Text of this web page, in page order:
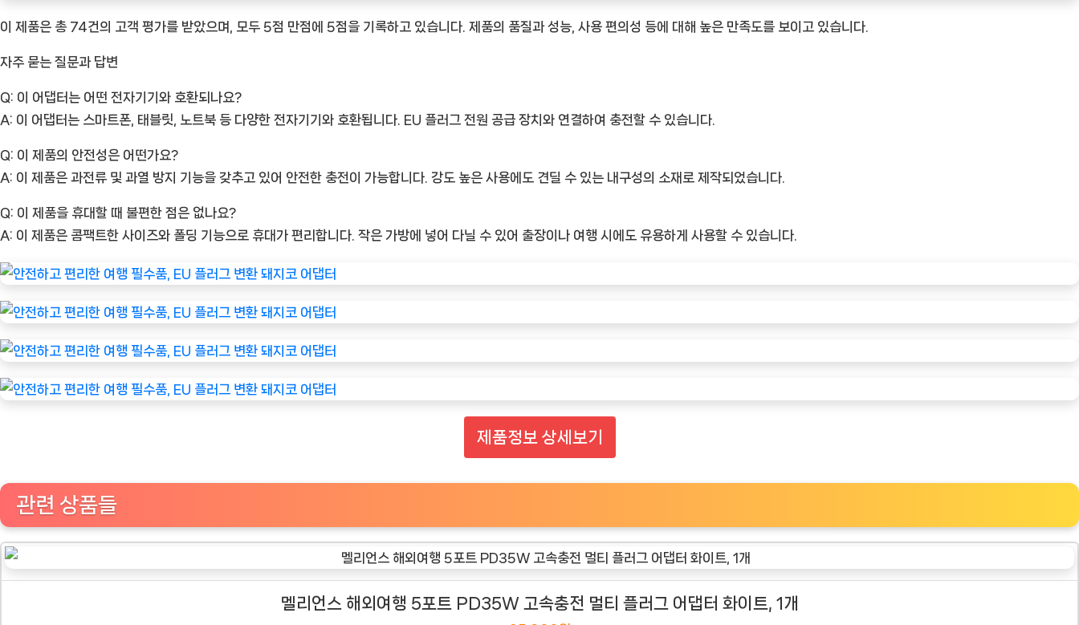
이 제품은 총 74건의 고객 평가를 받았으며, 모두 5점 만점에 5점을 기록하고 있습니다. 제품의 품질과 성능, 사용 편의성 등에 대해 높은 만족도를 보이고 있습니다.
자주 묻는 질문과 답변
Q: 이 어댑터는 어떤 전자기기와 호환되나요?
A: 이 어댑터는 스마트폰, 태블릿, 노트북 등 다양한 전자기기와 호환됩니다. EU 플러그 전원 공급 장치와 연결하여 충전할 수 있습니다.
Q: 이 제품의 안전성은 어떤가요?
A: 이 제품은 과전류 및 과열 방지 기능을 갖추고 있어 안전한 충전이 가능합니다. 강도 높은 사용에도 견딜 수 있는 내구성의 소재로 제작되었습니다.
Q: 이 제품을 휴대할 때 불편한 점은 없나요?
A: 이 제품은 콤팩트한 사이즈와 폴딩 기능으로 휴대가 편리합니다. 작은 가방에 넣어 다닐 수 있어 출장이나 여행 시에도 유용하게 사용할 수 있습니다.
제품정보 상세보기
관련 상품들
멜리언스 해외여행 5포트 PD35W 고속충전 멀티 플러그 어댑터 화이트, 1개